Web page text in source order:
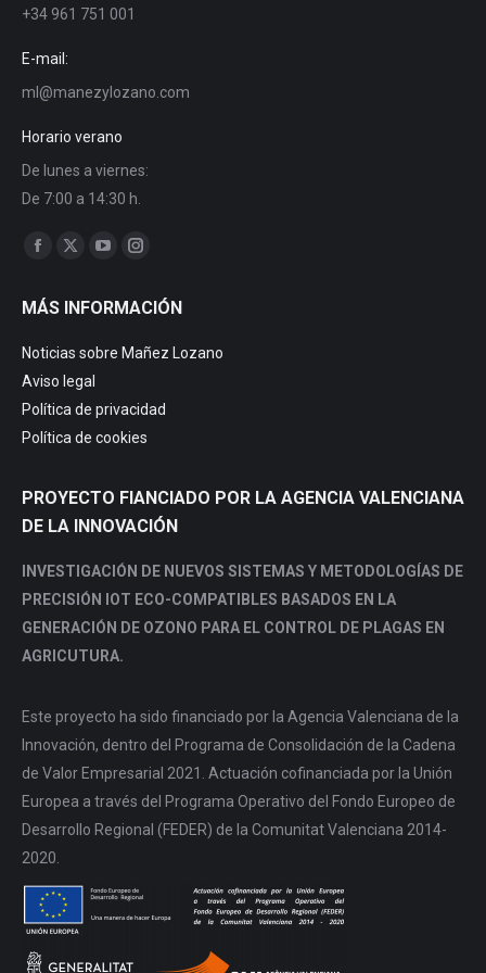
+34 961 751 001
E-mail:
ml@manezylozano.com
Horario verano
De lunes a viernes:
De 7:00 a 14:30 h.
Encuéntranos en:
Facebook
opens
in
new
window
X
opens
new
window
YouTube
opens
window
Instagram
opens
in
window
MÁS INFORMACIÓN
Noticias sobre Mañez Lozano
Aviso legal
Política de privacidad
Política de cookies
PROYECTO FIANCIADO POR LA AGENCIA VALENCIANA
DE LA INNOVACIÓN
INVESTIGACIÓN DE NUEVOS SISTEMAS Y METODOLOGÍAS DE
PRECISIÓN IOT ECO-COMPATIBLES BASADOS EN LA
GENERACIÓN DE OZONO PARA EL CONTROL DE PLAGAS EN
AGRICUTURA.
Este proyecto ha sido financiado por la Agencia Valenciana de la
Innovación, dentro del Programa de Consolidación de la Cadena
de Valor Empresarial 2021. Actuación cofinanciada por la Unión
Europea a través del Programa Operativo del Fondo Europeo de
Desarrollo Regional (FEDER) de la Comunitat Valenciana 2014-
2020.